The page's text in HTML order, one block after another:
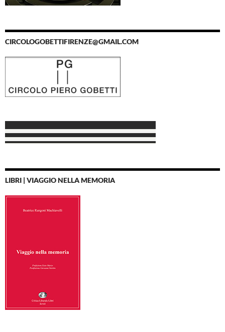
CIRCOLOGOBETTIFIRENZE@GMAIL.COM
LIBRI | VIAGGIO NELLA MEMORIA